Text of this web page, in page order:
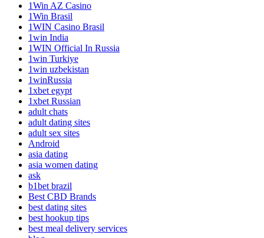
1Win AZ Casino
1Win Brasil
1WIN Casino Brasil
1win India
1WIN Official In Russia
1win Turkiye
1win uzbekistan
1winRussia
1xbet egypt
1xbet Russian
adult chats
adult dating sites
adult sex sites
Android
asia dating
asia women dating
ask
b1bet brazil
Best CBD Brands
best dating sites
best hookup tips
best meal delivery services